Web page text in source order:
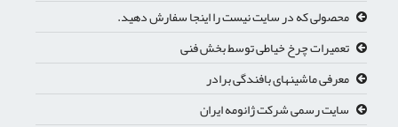
محصولی که در سایت نیست را اینجا سفارش دهید.
تعمیرات چرخ خیاطی توسط بخش فنی
معرفی ماشینهای بافندگی برادر
سایت رسمی شرکت ژانومه ایران